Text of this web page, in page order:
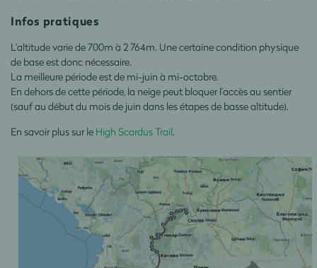
Infos pratiques
L'altitude varie de 700m à 2 764m. Une certaine condition physique
de base est donc nécessaire.
La meilleure période est de mi-juin à mi-octobre.
En dehors de cette période, la neige peut bloquer l’accès au sentier
(sauf au début du mois de juin dans les étapes de basse altitude).
En savoir plus sur le High Scardus Trail.